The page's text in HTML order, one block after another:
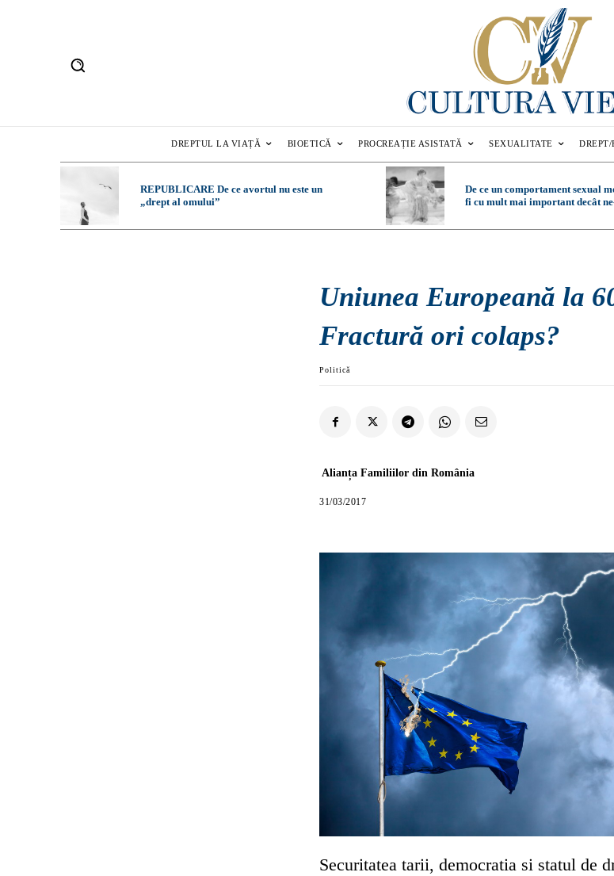
DREPTUL LA VIAȚĂ BIOETICĂ PROCREAȚIE ASISTATĂ SEXUALITATE
REPUBLICARE De ce avortul nu este un
„drept al omului”
De ce un comportament sexual
fi cu mult mai important decât
Uniunea Europeană la
Fractură ori colaps?
Politică
Alianța Familiilor din România
31/03/2017
Securitatea tarii, democratia si statul de